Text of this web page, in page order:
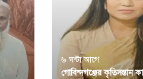
৬ ঘন্টা আগে
গোবিন্দগঞ্জের কৃতিসন্তান